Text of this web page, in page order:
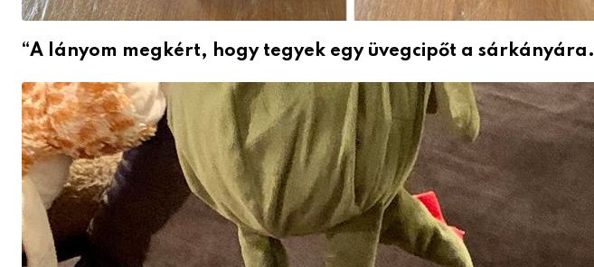
“A lányom megkért, hogy tegyek egy üvegcipőt a sárkányára.